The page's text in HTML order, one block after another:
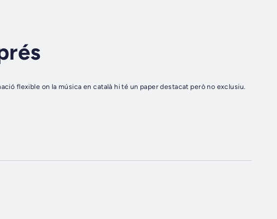
flexible on la música en català hi té un paper destacat però no exclusiu.